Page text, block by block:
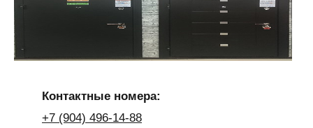
Контактные номера:
+7 (904) 496-14-88